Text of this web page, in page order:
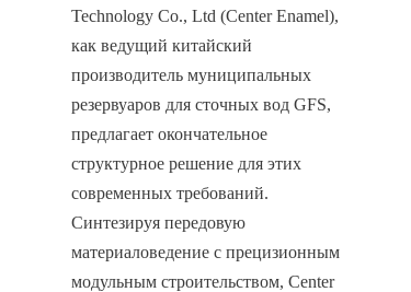
Technology Co., Ltd (Center Enamel),
как ведущий китайский
производитель муниципальных
резервуаров для сточных вод GFS,
предлагает окончательное
структурное решение для этих
современных требований.
Синтезируя передовую
материаловедение с прецизионным
модульным строительством, Center